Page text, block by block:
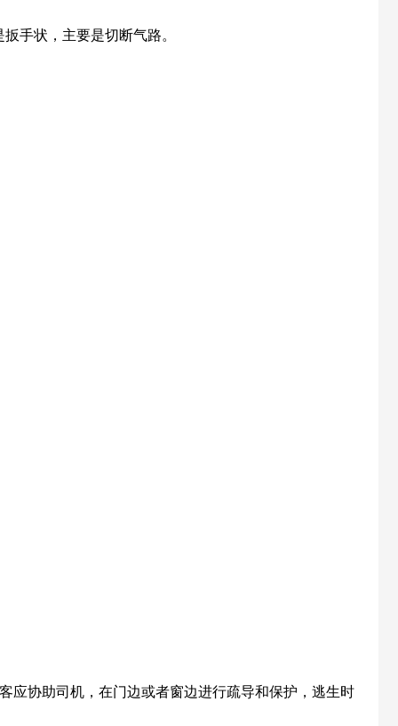
手状，主要是切断气路。
应协助司机，在门边或者窗边进行疏导和保护，逃生时